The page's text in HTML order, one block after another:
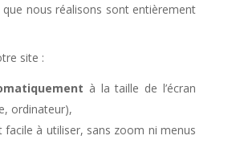
nous réalisons sont entièrement
site :
à la taille de l’écran
ordinateur),
facile à utiliser, sans zoom ni menus